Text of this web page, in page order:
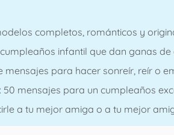
completos, románticos y
infantil que dan ganas de
mensajes para hacer sonreír, reír o
mensajes para un cumpleaños
a tu mejor amiga o a tu mejor